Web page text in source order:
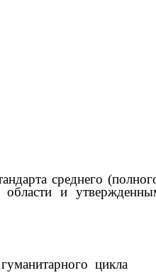
среднего
области и
цикла